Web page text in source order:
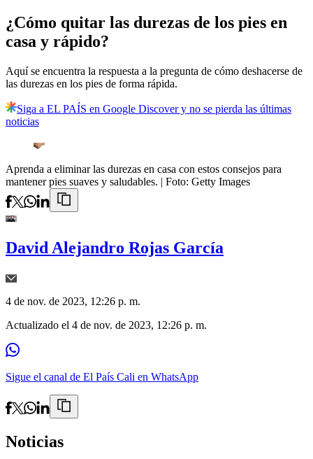
¿Cómo quitar las durezas de los pies en
casa y rápido?
Aquí se encuentra la respuesta a la pregunta de cómo deshacerse de
las durezas en los pies de forma rápida.
Siga a EL PAÍS en Google Discover y no se pierda las últimas
noticias
Aprenda a eliminar las durezas en casa con estos consejos para
mantener pies suaves y saludables. | Foto: Getty Images
David Alejandro Rojas García
4 de nov. de 2023, 12:26 p. m.
Actualizado el 4 de nov. de 2023, 12:26 p. m.
Sigue el canal de El País Cali en WhatsApp
Noticias